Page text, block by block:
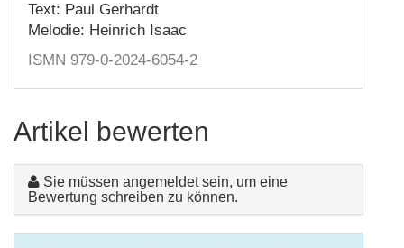
Text: Paul Gerhardt
Melodie: Heinrich Isaac
ISMN 979-0-2024-6054-2
Artikel bewerten
Sie müssen angemeldet sein, um eine
Bewertung schreiben zu können.